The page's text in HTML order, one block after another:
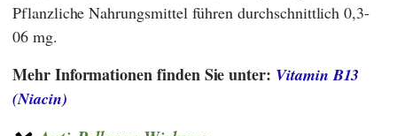
Pflanzliche Nahrungsmittel führen durchschnittlich 0,3-
06 mg.
Mehr Informationen finden Sie unter: Vitamin B13
(Niacin)